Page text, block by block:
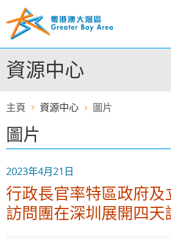
至
容
的
開
資源中心
主頁 資源中心 圖片
圖片
2023年4月21日
行政長官率特區政府及
訪問團在深圳展開四天